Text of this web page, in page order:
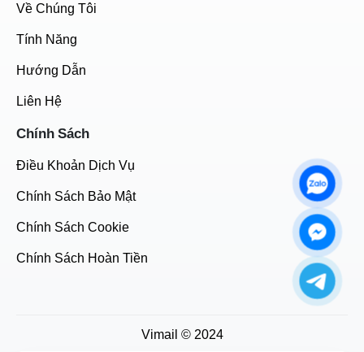
Về Chúng Tôi
Tính Năng
Hướng Dẫn
Liên Hệ
Chính Sách
Điều Khoản Dịch Vụ
Chính Sách Bảo Mật
Chính Sách Cookie
Chính Sách Hoàn Tiền
Vimail © 2024